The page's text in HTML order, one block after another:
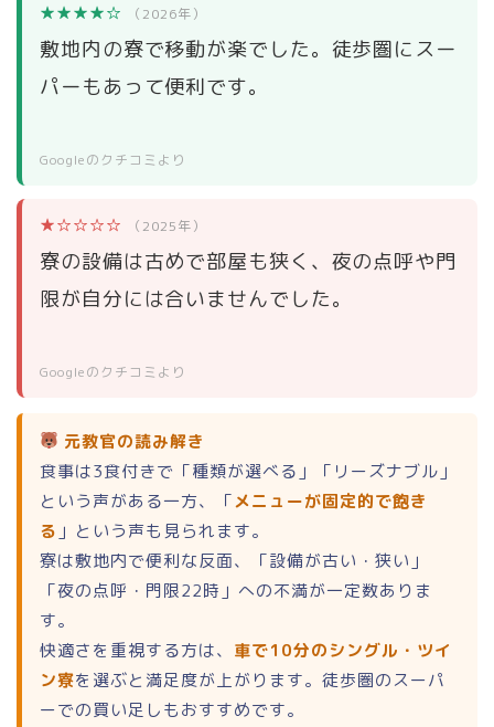
★★★★☆ （2026年）
敷地内の寮で移動が楽でした。徒歩圏にスー
パーもあって便利です。
Googleのクチコミより
★☆☆☆☆ （2025年）
寮の設備は古めで部屋も狭く、夜の点呼や門
限が自分には合いませんでした。
Googleのクチコミより
元教官の読み解き
食事は3食付きで「種類が選べる」「リーズナブル」
という声がある一方、「メニューが固定的で飽き
る 」という声も見られます。
寮は敷地内で便利な反面、「設備が古い・狭い」
「夜の点呼・門限22時」への不満が一定数ありま
す。
快適さを重視する方は、 車で10分のシングル・ツイ
ン寮を選ぶと満足度が上がります。徒歩圏のスーパ
ーでの買い足しもおすすめです。